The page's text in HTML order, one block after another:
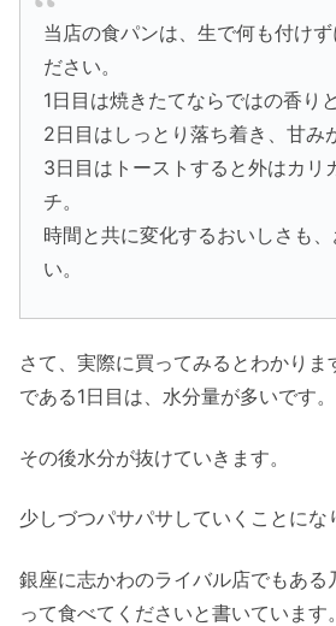
当店の食パンは、生で何も付けず
ださい。
1日目は焼きたてならではの香り
2日目はしっとり落ち着き、甘み
3日目はトーストすると外はカリ
チ。
時間と共に変化するおいしさも
い。
さて、実際に買ってみるとわかり
である1日目は、水分量が多いです。
その後水分が抜けていきます。
少しづつパサパサしていくことにな
銀座に志かわのライバル店でもある
って食べてくださいと書いています。